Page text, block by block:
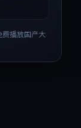
费播放国产大